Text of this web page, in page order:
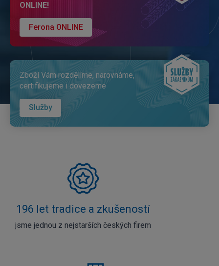
ONLINE!
Ferona ONLINE
Zboží Vám rozdělíme, narovnáme,
certifikujeme i dovezeme
Služby
196 let tradice a zkušeností
jsme jednou z nejstarších českých firem